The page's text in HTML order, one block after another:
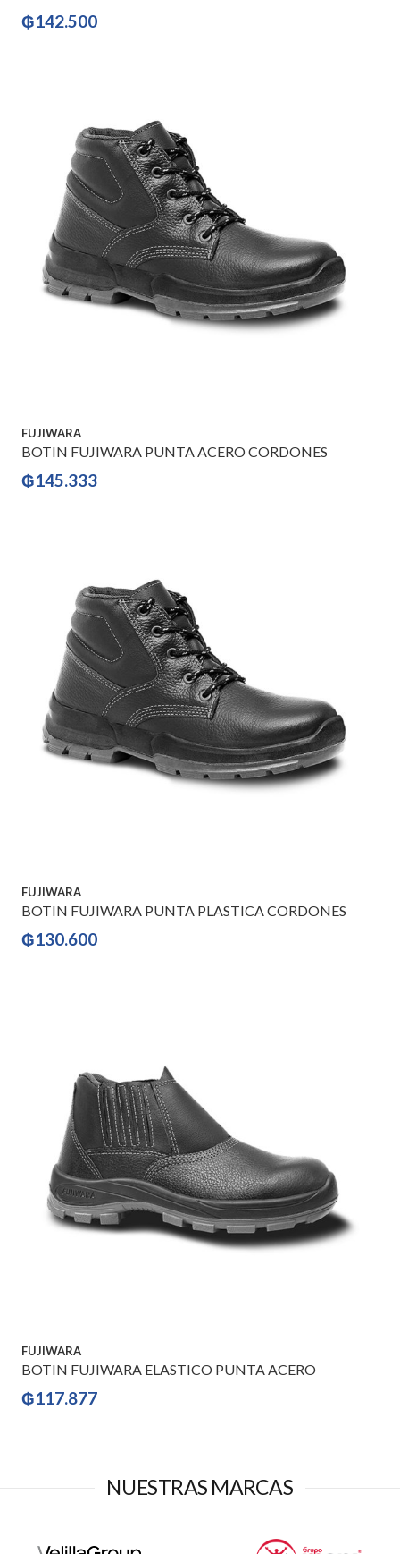
₲142.500
FUJIWARA
BOTIN FUJIWARA PUNTA ACERO CORDONES
₲145.333
FUJIWARA
BOTIN FUJIWARA PUNTA PLASTICA CORDONES
₲130.600
FUJIWARA
BOTIN FUJIWARA ELASTICO PUNTA ACERO
₲117.877
NUESTRAS MARCAS